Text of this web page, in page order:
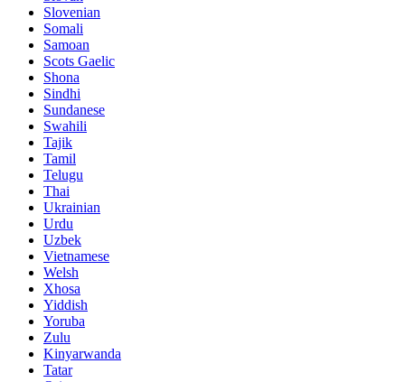
Slovenian
Somali
Samoan
Scots Gaelic
Shona
Sindhi
Sundanese
Swahili
Tajik
Tamil
Telugu
Thai
Ukrainian
Urdu
Uzbek
Vietnamese
Welsh
Xhosa
Yiddish
Yoruba
Zulu
Kinyarwanda
Tatar